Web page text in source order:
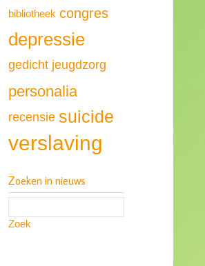
bibliotheek congres
depressie
gedicht jeugdzorg
personalia
recensie suicide
verslaving
Zoeken in nieuws
Zoek